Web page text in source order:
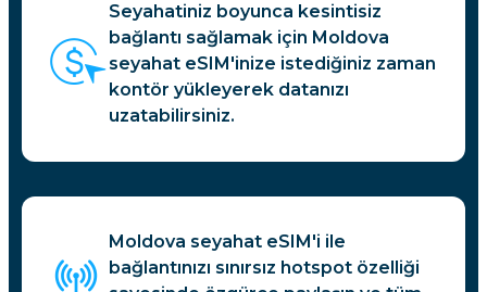
Seyahatiniz boyunca kesintisiz
bağlantı sağlamak için Moldova
seyahat eSIM'inize istediğiniz zaman
kontör yükleyerek datanızı
uzatabilirsiniz.
Moldova seyahat eSIM'i ile
bağlantınızı sınırsız hotspot özelliği